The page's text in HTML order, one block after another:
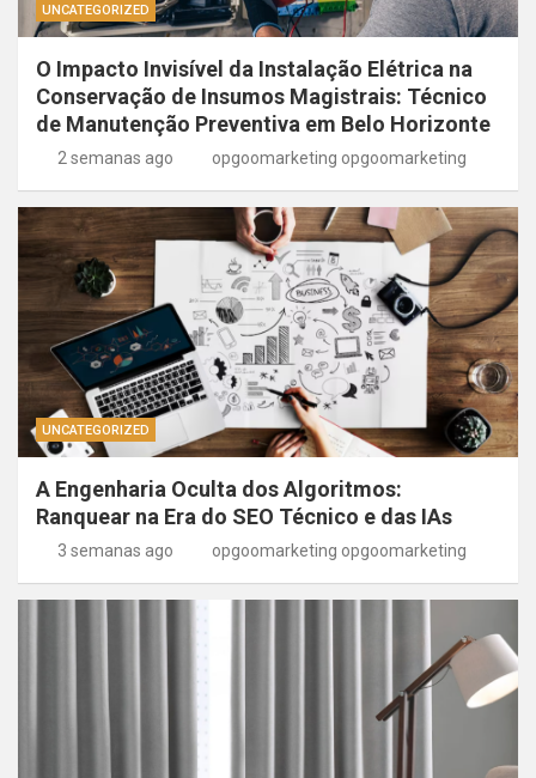
UNCATEGORIZED
O Impacto Invisível da Instalação Elétrica na
Conservação de Insumos Magistrais: Técnico
de Manutenção Preventiva em Belo Horizonte
2 semanas ago opgoomarketing opgoomarketing
UNCATEGORIZED
A Engenharia Oculta dos Algoritmos:
Ranquear na Era do SEO Técnico e das IAs
3 semanas ago opgoomarketing opgoomarketing